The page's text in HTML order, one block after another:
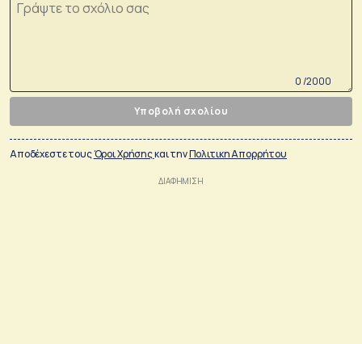
0 /2000
Υποβολή σχολίου
Αποδέχεστε τουςΌροι Χρήσηςκαι τηνΠολιτικη Απορρήτου